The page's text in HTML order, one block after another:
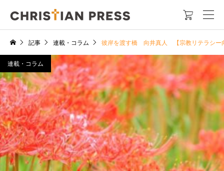

記事 連載・コラム 彼岸を渡す橋 向井真人 【宗教リテラシー
連載・コラム